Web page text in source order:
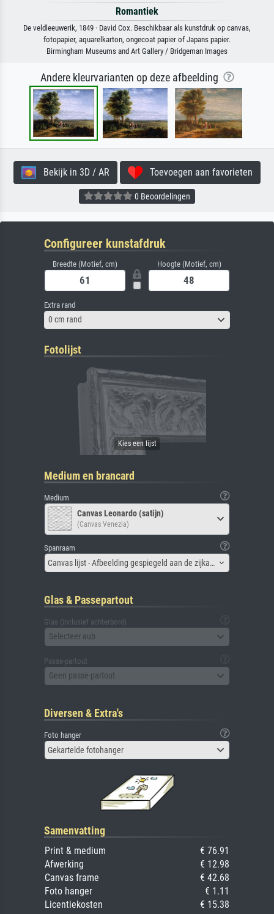
Romantiek
De veldleeuwerik, 1849 · David Cox. Beschikbaar als kunstdruk op canvas,
fotopapier, aquarelkarton, ongecoat papier of Japans papier.
Birmingham Museums and Art Gallery / Bridgeman Images
Andere kleurvarianten op deze afbeelding
Bekijk in 3D / AR Toevoegen aan favorieten
0 Beoordelingen
Configureer kunstafdruk
Breedte (Motief, cm) Hoogte (Motief, cm)
Extra rand
0 cm rand
Fotolijst
Medium en brancard
Medium
Canvas Leonardo (satijn)
(Canvas Venezia)
Spanraam
Canvas lijst - Afbeelding gespiegeld aan de zijkant
Glas & Passepartout
Glas (inclusief achterbord)
Selecteer aub
Passe-partout
Geen passe-partout
Diversen & Extra's
Foto hanger
Gekartelde fotohanger
Samenvatting
Print & medium
€ 76.91
Afwerking
€ 12.98
Canvas frame
€ 42.68
Foto hanger
€ 1.11
Licentiekosten
€ 15.38